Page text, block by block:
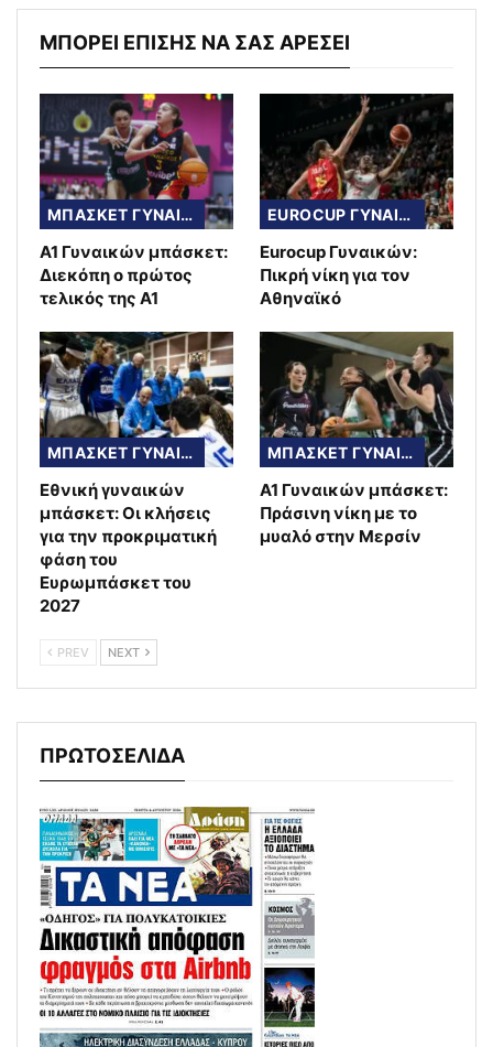
ΜΠΟΡΕΙ ΕΠΙΣΗΣ ΝΑ ΣΑΣ ΑΡΕΣΕΙ
ΜΠΑΣΚΕΤ ΓΥΝΑΙΚΩΝ
Α1 Γυναικών μπάσκετ:
Διεκόπη ο πρώτος
τελικός της Α1
EUROCUP ΓΥΝΑΙΚΩΝ
Eurocup Γυναικών:
Πικρή νίκη για τον
Αθηναϊκό
ΜΠΑΣΚΕΤ ΓΥΝΑΙΚΩΝ
Εθνική γυναικών
μπάσκετ: Οι κλήσεις
για την προκριματική
φάση του
Ευρωμπάσκετ του
2027
ΜΠΑΣΚΕΤ ΓΥΝΑΙΚΩΝ
A1 Γυναικών μπάσκετ:
Πράσινη νίκη με το
μυαλό στην Μερσίν
PREV NEXT
ΠΡΩΤΟΣΕΛΙΔΑ